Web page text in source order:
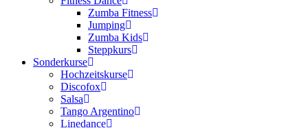
Zumba Fitness
Jumping
Zumba Kids
Steppkurs
Sonderkurse
Hochzeitskurse
Discofox
Salsa
Tango Argentino
Linedance